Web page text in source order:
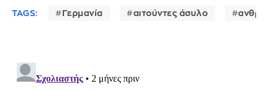
TAGS: Γερμανία αιτούντες άσυλο